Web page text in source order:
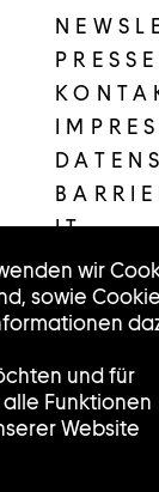
PRESSE
IT
wir
sowie
und für
Funktionen
Website